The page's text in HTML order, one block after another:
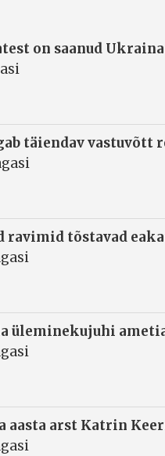
on saanud
täiendav vastuvõtt
ravimid tõstavad
üleminekujuhi
aasta arst Katrin